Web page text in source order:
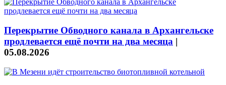
Перекрытие Обводного канала в Архангельске
продлевается ещё почти на два месяца |
05.08.2026